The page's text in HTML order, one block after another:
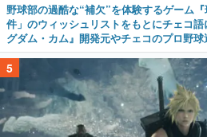
野球部の過酷な“補欠”を体験するゲーム
件」のウィッシュリストをもとにチェコ
グダム・カム』開発元やチェコのプロ野
5